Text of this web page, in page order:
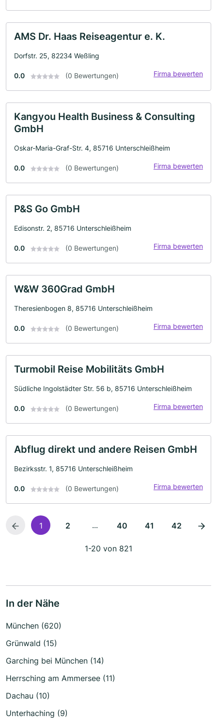
AMS Dr. Haas Reiseagentur e. K.
Dorfstr. 25, 82234 Weßling
0.0 (0 Bewertungen) Firma bewerten
Kangyou Health Business & Consulting
GmbH
Oskar-Maria-Graf-Str. 4, 85716 Unterschleißheim
0.0 (0 Bewertungen) Firma bewerten
P&S Go GmbH
Edisonstr. 2, 85716 Unterschleißheim
0.0 (0 Bewertungen) Firma bewerten
W&W 360Grad GmbH
Theresienbogen 8, 85716 Unterschleißheim
0.0 (0 Bewertungen) Firma bewerten
Turmobil Reise Mobilitäts GmbH
Südliche Ingolstädter Str. 56 b, 85716 Unterschleißheim
0.0 (0 Bewertungen) Firma bewerten
Abflug direkt und andere Reisen GmbH
Bezirksstr. 1, 85716 Unterschleißheim
0.0 (0 Bewertungen) Firma bewerten
1 2 ... 40 41 42
1-20 von 821
In der Nähe
München (620)
Grünwald (15)
Garching bei München (14)
Herrsching am Ammersee (11)
Dachau (10)
Unterhaching (9)